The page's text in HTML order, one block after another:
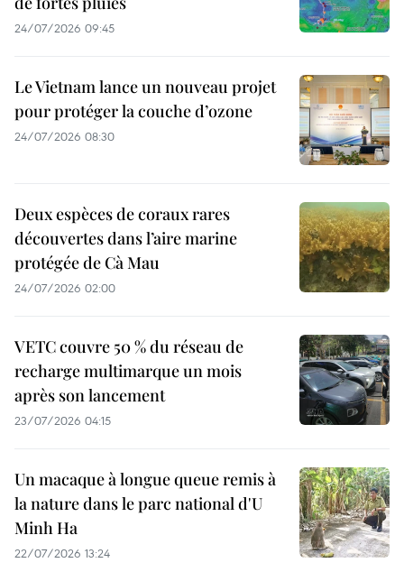
24/07/2026 09:45
Le Vietnam lance un nouveau projet
pour protéger la couche d’ozone
24/07/2026 08:30
Deux espèces de coraux rares
découvertes dans l’aire marine
protégée de Cà Mau
24/07/2026 02:00
VETC couvre 50 % du réseau de
recharge multimarque un mois
après son lancement
23/07/2026 04:15
Un macaque à longue queue remis à
la nature dans le parc national d'U
Minh Ha
22/07/2026 13:24